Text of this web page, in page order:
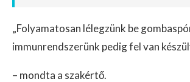
„Folyamatosan lélegzünk be
immunrendszerünk pedig fel van
– mondta a szakértő.